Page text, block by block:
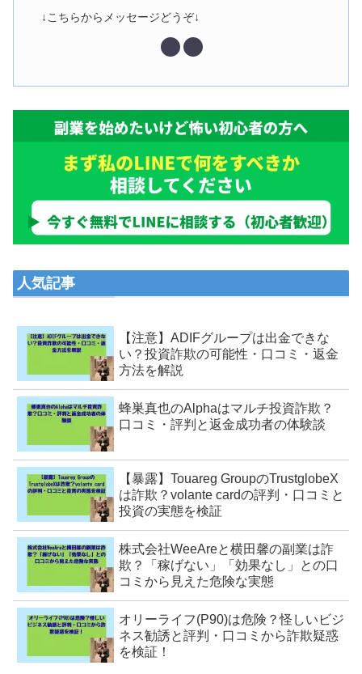
↓こちらからメッセージどうぞ↓
人気記事
【注意】ADIFグループは出金できな
い？投資詐欺の可能性・口コミ・返金
方法を解説
蜂巣真也のAlphaはマルチ投資詐欺？
口コミ・評判と返金成功者の体験談
【暴露】Touareg GroupのTrustglobeX
は詐欺？volante cardの評判・口コミと
投資の実態を検証
株式会社WeeAreと横田馨の副業は詐
欺？「稼げない」「効果なし」との口
コミから見えた危険な実態
オリーライフ(P90)は危険？怪しいビジ
ネス勧誘と評判・口コミから詐欺疑惑
を検証！